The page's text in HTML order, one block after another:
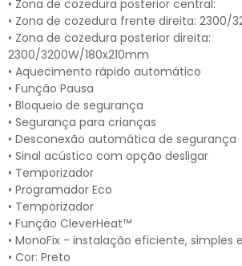
• Zona de cozedura posterior central:
• Zona de cozedura frente direita: 2300/
• Zona de cozedura posterior direita:
2300/3200W/180x210mm
• Aquecimento rápido automático
• Função Pausa
• Bloqueio de segurança
• Segurança para crianças
• Desconexão automática de segurança
• Sinal acústico com opção desligar
• Temporizador
• Programador Eco
• Temporizador
• Função CleverHeat™
• MonoFix - instalação eficiente, simples
• Cor: Preto